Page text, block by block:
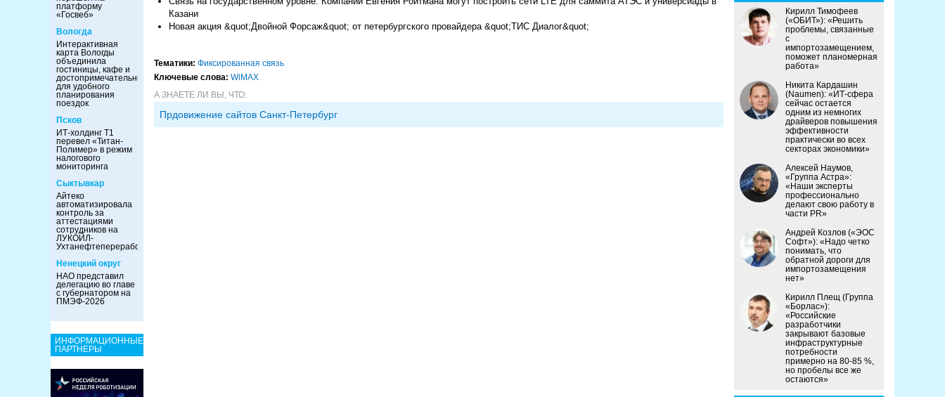
платформу
«Госвеб»
Вологда
Интерактивная
карта Вологды
объединила
гостиницы, кафе и
достопримечательности
для удобного
планирования
поездок
Псков
ИТ-холдинг Т1
перевел «Титан-
Полимер» в режим
налогового
мониторинга
Сыктывкар
Айтеко
автоматизировала
контроль за
аттестациями
сотрудников на
ЛУКОЙЛ-
Ухтанефтепереработка
Ненецкий округ
НАО представил
делегацию во главе
с губернатором на
ПМЭФ-2026
ИНФОРМАЦИОННЫЕ
ПАРТНЕРЫ
Казани
Новая акция &quot;Двойной Форсаж&quot; от петербургского провайдера &quot;ТИС Диалог&quot;
Тематики: Фиксированная связь
Ключевые слова: WiMAX
А ЗНАЕТЕ ЛИ ВЫ, ЧТО:
Прдовижение сайтов Санкт-Петербург
Кирилл Тимофеев
(«ОБИТ»): «Решить
проблемы, связанные
с
импортозамещением,
поможет планомерная
работа»
Никита Кардашин
(Naumen): «ИТ-сфера
сейчас остается
одним из немногих
драйверов повышения
эффективности
практически во всех
секторах экономики»
Алексей Наумов,
«Группа Астра»:
«Наши эксперты
профессионально
делают свою работу в
части PR»
Андрей Козлов («ЭОС
Софт»): «Надо четко
понимать, что
обратной дороги для
импортозамещения
нет»
Кирилл Плещ (Группа
«Борлас»):
«Российские
разработчики
закрывают базовые
инфраструктурные
потребности
примерно на 80-85 %,
но пробелы все же
остаются»